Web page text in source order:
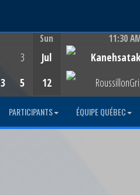
3
5
Sun
Jul
12
11:30
PARTICIPANTS ÉQUIPE QUÉBEC